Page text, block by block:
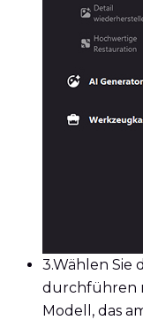
3.Wählen Sie
durchführen
Modell, das